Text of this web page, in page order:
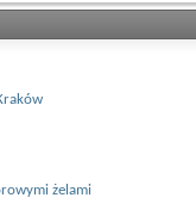
żelami